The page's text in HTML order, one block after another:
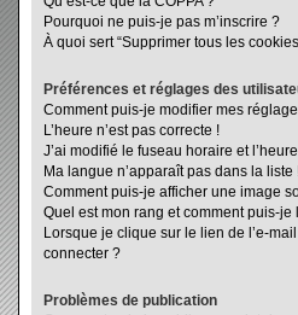
Pourquoi ne puis-je pas m’inscrire ?
À quoi sert “Supprimer tous les
Préférences et réglages des
Comment puis-je modifier mes
L’heure n’est pas correcte !
J’ai modifié le fuseau horaire et
Ma langue n’apparaît pas dans la liste
Comment puis-je afficher une image
Quel est mon rang et comment puis-je
Lorsque je clique sur le lien de l’e-
connecter ?
Problèmes de publication